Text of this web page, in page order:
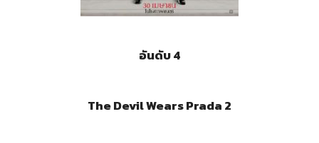
อันดับ 4
The Devil Wears Prada 2